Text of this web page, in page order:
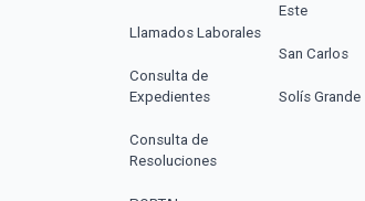
Llamados Laborales
Consulta de
Expedientes
Consulta de
Resoluciones
Este
San Carlos
Solís Grande